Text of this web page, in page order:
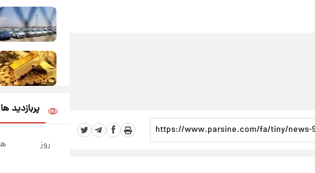
پربازدید ها
روز